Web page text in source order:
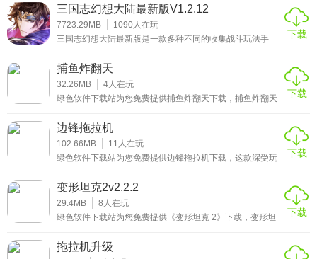
片化时间游玩，不占用大量生活时间。​
5、版本更新频率稳定：变形坦克 2 最新版本每月更新 1 - 2
游戏功能​
级、进阶操作，自由选择出战坦克，搭配适合的战斗策略。​
2、对战匹配功能：支持单人匹配、好友组队匹配，可选择不
同对战模式，快速匹配实力相近的对手开启对战。​
3、资源获取功能：通过完成日常任务、周常任务、对战胜利
与签到，获取金币、坦克碎片、升级材料等游戏资源。​
4、战场交互功能：在对战中可拾取战场道具，使用道具增强
从K到A的顺序整理消除，过程中既能锻炼逻辑思维能力，又
能在熟悉的界面与音效中放松身心，无论是资深
益智游戏，成为众多玩家碎片化时间的优质选择。想要体验
原汁原味的蜘蛛纸牌乐趣并赚取实际收益，玩家可随时获取
蜘蛛大玩家红包版下载最新版本，轻松开启闯关之旅。而蜘
蛛大玩家红包版最新版在保留核心玩法的基础上，优化了关
操作，既能锻炼逻辑思维能力，又能通过通关、任务等方式
获得真实红包奖励，无论是居家休闲还是外出等候
三国志幻想大陆最新版V1.2.12
7723.29MB 1090人在玩
三国志幻想大陆最新版是一款多种不同的收集战斗玩法手
人物角色训练养成，让你可以体验到更多志同道合的战斗玩
法，更多精彩独特
下载
捕鱼炸翻天
32.26MB 4人在玩
绿色软件下载站为您免费提供捕鱼炸翻天下载，捕鱼炸翻天
在海洋主题场景中享受休闲时光。游戏适配捕鱼炸翻天手机
安卓版，无论是入门级安卓机型还是高端设备，都能稳定运
行，不会出现画面卡顿或操作延迟；同时支持捕鱼炸翻天最
新版本更新，每次更新都会新增特色鱼类与场景，比如最新
发射时机，就能捕获各类海洋生物，过程中还能使用炸弹、
冰冻等道具提升捕获率。绿色软件下载
下载
边锋拖拉机
102.66MB 11 人在玩
绿色软件下载站为您免费提供边锋拖拉机下载，这款深受玩
技，让您随时随地都能体验到竞技的乐趣。游戏在传承传统
规则的基础上，结合了当下流行的线上棋牌元素，为玩家打
造了一个公平、绿色的游戏环境。无论您是想寻找边锋拖拉
机最新版来感受全新的游戏体验，还是需要边锋拖拉机手机
手，与来自全国各地的对手展开激烈对决，享受棋牌游戏带
下载
变形坦克2v2.2.2
29.4MB 8 人在玩
绿色软件下载站为您免费提供《变形坦克 2》下载，变形坦
借轻松有趣的竞技模式、丰富的坦克造型，深受各年龄段玩
家喜爱。游戏中，玩家可操控不同类型的坦克，在多样战场
下载
拖拉机升级